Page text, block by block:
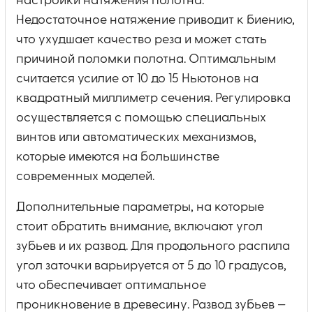
Недостаточное натяжение приводит к биению,
что ухудшает качество реза и может стать
причиной поломки полотна. Оптимальным
считается усилие от 10 до 15 Ньютонов на
квадратный миллиметр сечения. Регулировка
осуществляется с помощью специальных
винтов или автоматических механизмов,
которые имеются на большинстве
современных моделей.
Дополнительные параметры, на которые
стоит обратить внимание, включают угол
зубьев и их развод. Для продольного распила
угол заточки варьируется от 5 до 10 градусов,
что обеспечивает оптимальное
проникновение в древесину. Развод зубьев —